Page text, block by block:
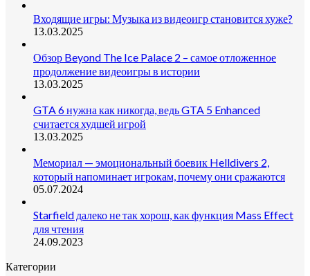
Входящие игры: Музыка из видеоигр становится хуже?
13.03.2025
Обзор Beyond The Ice Palace 2 – самое отложенное
продолжение видеоигры в истории
13.03.2025
GTA 6 нужна как никогда, ведь GTA 5 Enhanced
считается худшей игрой
13.03.2025
Мемориал — эмоциональный боевик Helldivers 2,
который напоминает игрокам, почему они сражаются
05.07.2024
Starfield далеко не так хорош, как функция Mass Effect
для чтения
24.09.2023
Категории